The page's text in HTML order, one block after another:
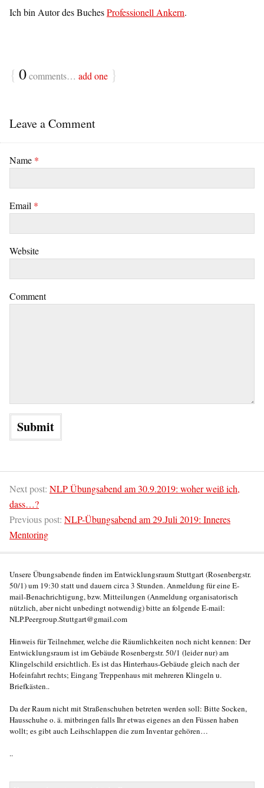
Ich bin Autor des BuchesProfessionell Ankern.
{ 0comments… add one }
Leave a Comment
Name *
Email *
Website
Comment
Next post: NLP Übungsabend am 30.9.2019: woher weiß ich,
dass…?
Previous post: NLP-Übungsabend am 29.Juli 2019: Inneres
Mentoring
Unsere Übungsabende finden im Entwicklungsraum Stuttgart (Rosenbergstr.
50/1) um 19:30 statt und dauern circa 3 Stunden. Anmeldung für eine E-
mail-Benachrichtigung, bzw. Mitteilungen (Anmeldung organisatorisch
nützlich, aber nicht unbedingt notwendig) bitte an folgende E-mail:
NLP.Peergroup.Stuttgart@gmail.com
Hinweis für Teilnehmer, welche die Räumlichkeiten noch nicht kennen: Der
Entwicklungsraum ist im Gebäude Rosenbergstr. 50/1 (leider nur) am
Klingelschild ersichtlich. Es ist das Hinterhaus-Gebäude gleich nach der
Hofeinfahrt rechts; Eingang Treppenhaus mit mehreren Klingeln u.
Briefkästen..
Da der Raum nicht mit Straßenschuhen betreten werden soll: Bitte Socken,
Hausschuhe o. ä. mitbringen falls Ihr etwas eigenes an den Füssen haben
wollt; es gibt auch Leihschlappen die zum Inventar gehören…
..